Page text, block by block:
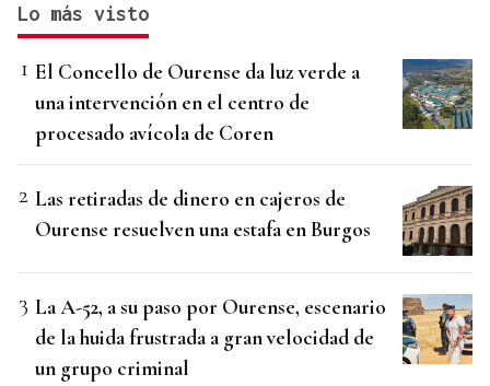
Lo más visto
El Concello de Ourense da luz verde a
una intervención en el centro de
procesado avícola de Coren
Las retiradas de dinero en cajeros de
Ourense resuelven una estafa en Burgos
La A-52, a su paso por Ourense, escenario
de la huida frustrada a gran velocidad de
un grupo criminal